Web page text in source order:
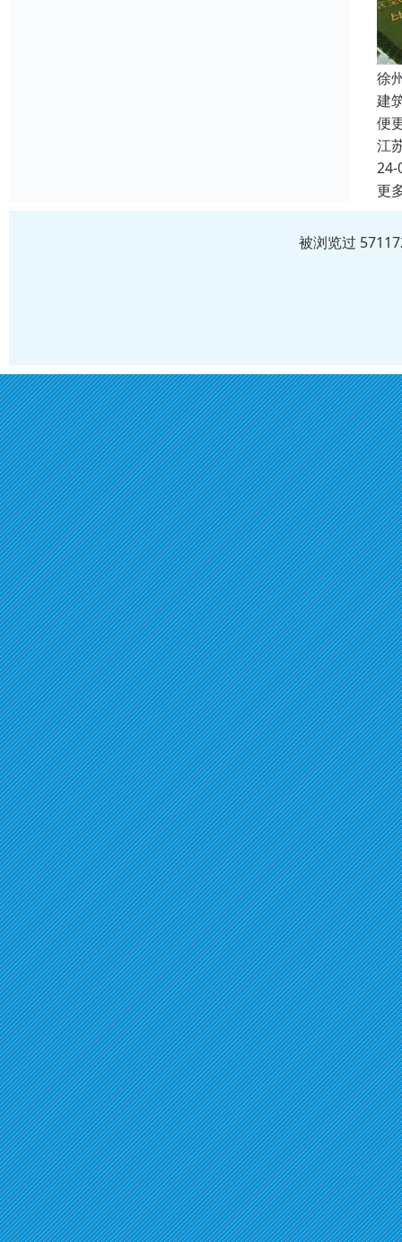
徐
建
便
江
24-
更
被浏览过